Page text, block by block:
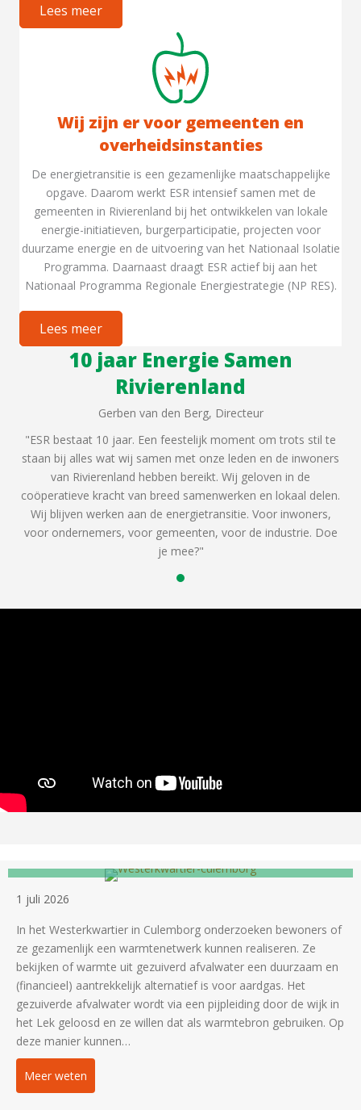
Lees meer
Wij zijn er voor gemeenten en
overheidsinstanties
De energietransitie is een gezamenlijke maatschappelijke
opgave. Daarom werkt ESR intensief samen met de
gemeenten in Rivierenland bij het ontwikkelen van lokale
energie-initiatieven, burgerparticipatie, projecten voor
duurzame energie en de uitvoering van het Nationaal Isolatie
Programma. Daarnaast draagt ESR actief bij aan het
Nationaal Programma Regionale Energiestrategie (NP RES).
Lees meer
10 jaar Energie Samen
Rivierenland
Gerben van den Berg, Directeur
"ESR bestaat 10 jaar. Een feestelijk moment om trots stil te
staan bij alles wat wij samen met onze leden en de inwoners
van Rivierenland hebben bereikt. Wij geloven in de
coöperatieve kracht van breed samenwerken en lokaal delen.
Wij blijven werken aan de energietransitie. Voor inwoners,
voor ondernemers, voor gemeenten, voor de industrie. Doe
je mee?"
1 juli 2026
In het Westerkwartier in Culemborg onderzoeken bewoners of
ze gezamenlijk een warmtenetwerk kunnen realiseren. Ze
bekijken of warmte uit gezuiverd afvalwater een duurzaam en
(financieel) aantrekkelijk alternatief is voor aardgas. Het
gezuiverde afvalwater wordt via een pijpleiding door de wijk in
het Lek geloosd en ze willen dat als warmtebron gebruiken. Op
deze manier kunnen…
Meer weten
Fanny Claassen gestart als